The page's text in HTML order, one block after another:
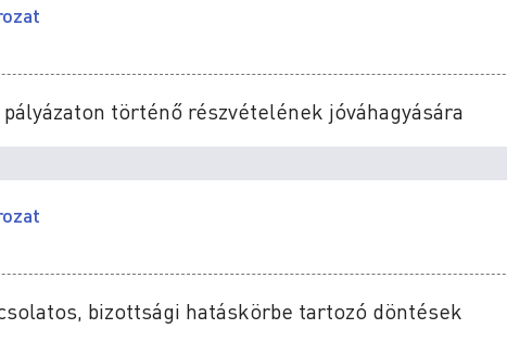
történő részvételének jóváhagyására
bizottsági hatáskörbe tartozó döntések